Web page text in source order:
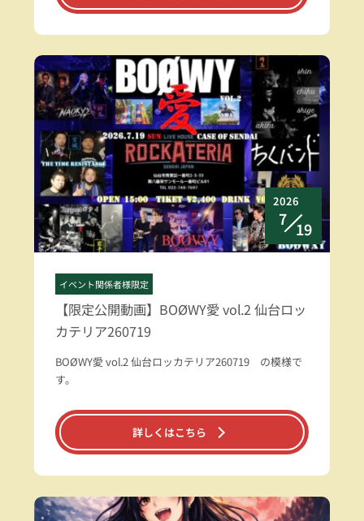
2026
7
19
イベント関係者様限定
【限定公開動画】BOØWY愛 vol.2 仙台ロッ
カテリア260719
BOØWY愛 vol.2 仙台ロッカテリア260719 の模様で
す。
詳しくはこちら